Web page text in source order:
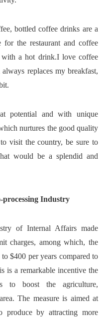
bottled coffee drinks are a
the restaurant and coffee
with a hot drink.I love coffee
replaces my breakfast,
potential and with unique
nurtures the good quality
visit the country, be sure to
would be a splendid and
Industry
of Internal Affairs made
charges, among which, the
$400 per years compared to
is a remarkable incentive the
to boost the agriculture,
The measure is aimed at
produce by attracting more